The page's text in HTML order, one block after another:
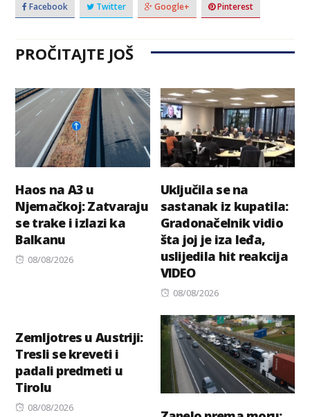
Facebook Twitter Google+ Pinterest
PROČITAJTE JOŠ
Haos na A3 u
Njemačkoj: Zatvaraju
se trake i izlazi ka
Balkanu
Posted
08/08/2026
Uključila se na
sastanak iz kupatila:
Gradonačelnik vidio
šta joj je iza leđa,
uslijedila hit reakcija
VIDEO
Posted
08/08/2026
Zemljotres u Austriji:
Tresli se kreveti i
padali predmeti u
Tirolu
Posted
08/08/2026